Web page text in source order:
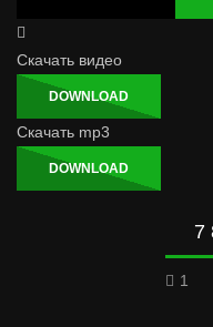
Скачать видео
DOWNLOAD
Скачать mp3
DOWNLOAD
7
1